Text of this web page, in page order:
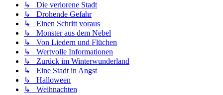
↳ Die verlorene Stadt
↳ Drohende Gefahr
↳ Einen Schritt voraus
↳ Monster aus dem Nebel
↳ Von Liedern und Flüchen
↳ Wertvolle Informationen
↳ Zurück im Winterwunderland
↳ Eine Stadt in Angst
↳ Halloween
↳ Weihnachten